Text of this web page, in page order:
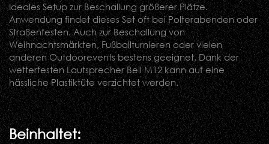
Ideales Setup zur Beschallung größerer Plätze.
Anwendung findet dieses Set oft bei Polterabenden oder
Straßenfesten. Auch zur Beschallung von
Weihnachtsmärkten, Fußballturnieren oder vielen
anderen Outdoorevents bestens geeignet. Dank der
wetterfesten Lautsprecher Bell M12 kann auf eine
hässliche Plastiktüte verzichtet werden.
Beinhaltet: